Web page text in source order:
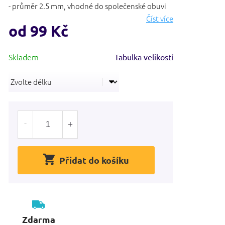
- průměr 2.5 mm, vhodné do společenské obuvi
Číst více
od99 Kč
cena:
Tabulka velikostí
Přidat do košíku
Zdarma